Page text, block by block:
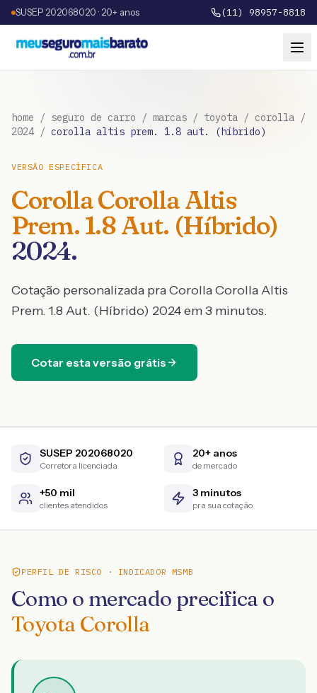
SUSEP 202068020 · 20+ anos (11) 98957-8818
home / seguro de carro / marcas / toyota / corolla /
2024/ corolla altis prem. 1.8 aut. (híbrido)
VERSÃO ESPECÍFICA
CorollaCorolla Altis
Prem. 1.8 Aut. (Híbrido)
2024.
Cotação personalizada praCorollaCorolla Altis
Prem. 1.8 Aut. (Híbrido) 2024em 3 minutos.
Cotar esta versão grátis
SUSEP 202068020
Corretora licenciada
20+ anos
de mercado
+50 mil
clientes atendidos
3 minutos
pra sua cotação
PERFIL DE RISCO · INDICADOR MSMB
Como o mercado precifica o
Toyota Corolla